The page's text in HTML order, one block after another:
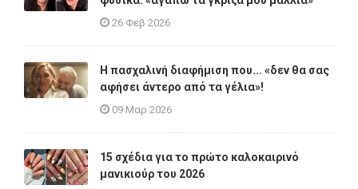
26 Φεβ 2026
Η πασχαλινή διαφήμιση που... «δεν θα σας
αφήσει άντερο από τα γέλια»!
09 Μαρ 2026
15 σχέδια για το πρώτο καλοκαιρινό
μανικιούρ του 2026